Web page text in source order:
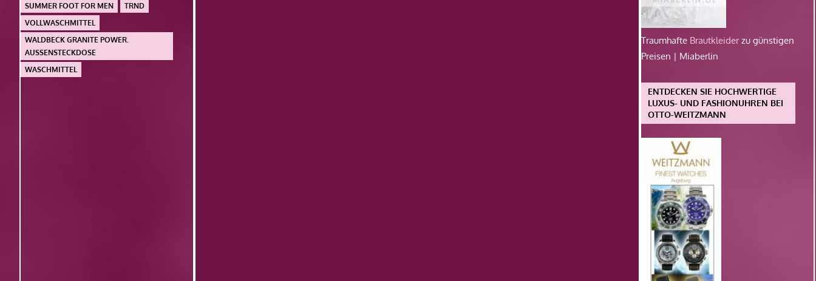
SUMMER FOOT FOR MEN
TRND
VOLLWASCHMITTEL
WALDBECK GRANITE POWER.
AUSSENSTECKDOSE
WASCHMITTEL
Traumhafte Brautkleiderzu günstigen
Preisen | Miaberlin
ENTDECKEN SIE HOCHWERTIGE
LUXUS- UND FASHIONUHREN BEI
OTTO-WEITZMANN